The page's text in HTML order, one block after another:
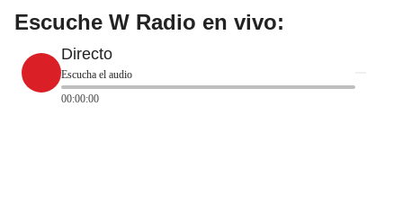
Escuche W Radio en vivo:
Directo
Escucha el audio
00:00:00